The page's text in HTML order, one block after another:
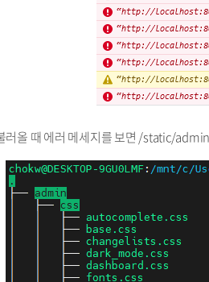
러올 때 에러 메세지를 보면 /static/